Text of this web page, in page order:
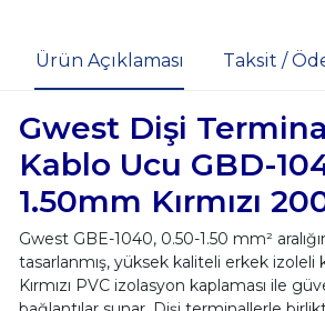
Ürün Açıklaması Taksit /
Gwest Dişi
Kablo Ucu GBD-
1.50mm Kırmızı
Gwest GBE-1040, 0.50-1.50 mm²
tasarlanmış, yüksek kaliteli erkek izoleli
Kırmızı PVC izolasyon kaplaması ile